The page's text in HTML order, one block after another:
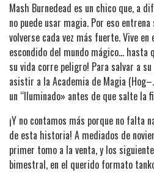
Mash Burnedead es un chico que, a
no puede usar magia. Por eso
volverse cada vez más fuerte. Vive en
escondido del mundo mágico… hasta
su vida corre peligro! Para salvar a
asistir a la Academia de Magia
un “Iluminado» antes de que salte la
¡Y no contamos más porque no falta
de esta historia! A mediados de
primer tomo a la venta, y los
bimestral, en el querido formato